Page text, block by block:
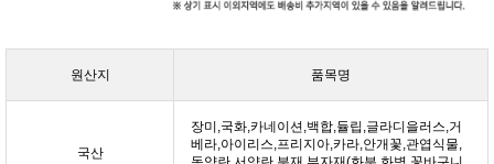
원산지 품목명
국산
장미,국화,카네이션,백합,듈립,글라디을러스,거
베라,아이리스,프리지아,카라,안개꽃,관엽식물,